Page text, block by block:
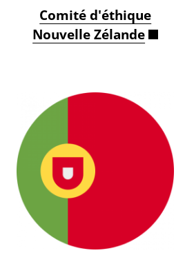
Comité d'éthique
Nouvelle Zélande